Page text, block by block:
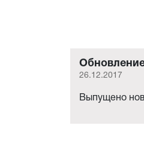
26.12.2017
Выпущено